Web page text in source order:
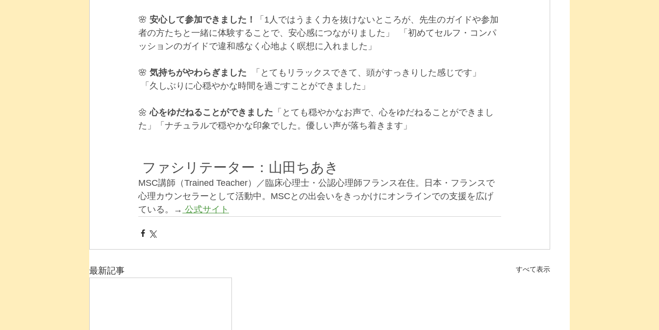
🌸 安心して参加できました！
「1人ではうまく力を抜けないところが、先生のガイドや参加
者の方たちと一緒に体験することで、安心感につながりました」  「初めてセルフ・コンパ
ッションのガイドで違和感なく心地よく瞑想に入れました」
🌸 気持ちがやわらぎました
「とてもリラックスできて、頭がすっきりした感じです」
「久しぶりに心穏やかな時間を過ごすことができました」
🌼 心をゆだねることができました 「とても穏やかなお声で、心をゆだねることができまし
た」「ナチュラルで穏やかな印象でした。優しい声が落ち着きます」
ファシリテーター：山田ちあき
MSC講師（Trained Teacher）／臨床心理士・公認心理師フランス在住。日本・フランスで
心理カウンセラーとして活動中。MSCとの出会いをきっかけにオンラインでの支援を広げ
ている。→ 公式サイト
最新記事 すべて表示